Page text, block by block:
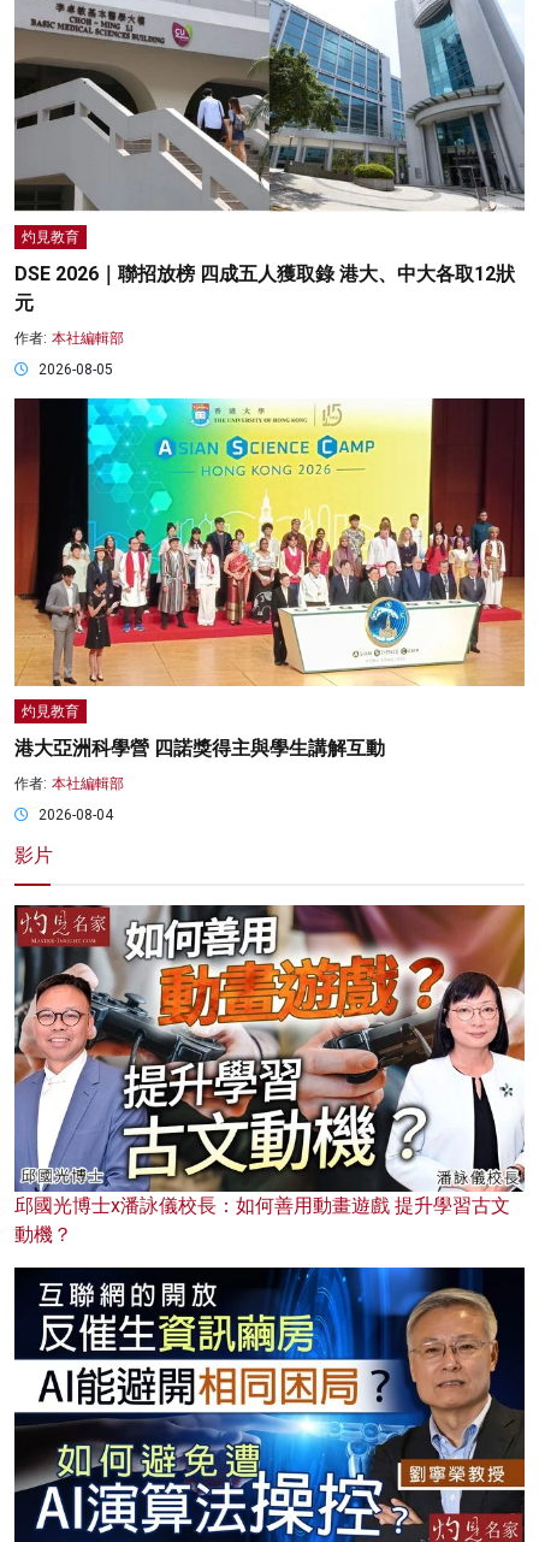
灼見教育
DSE 2026｜聯招放榜 四成五人獲取錄 港大、中大各取12狀
元
作者: 本社編輯部
2026-08-05
灼見教育
港大亞洲科學營 四諾獎得主與學生講解互動
作者: 本社編輯部
2026-08-04
影片
邱國光博士x潘詠儀校長：如何善用動畫遊戲 提升學習古文
動機？